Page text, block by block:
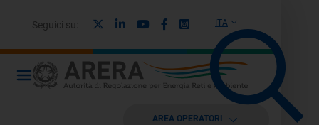
ITA
Seguici su: LinkedinYoutubeFacebook
Instagram
AREA OPERATORI